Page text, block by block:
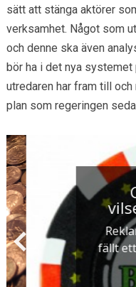
sätt att stänga aktörer
verksamhet. Något som
och denne ska även
bör ha i det nya
utredaren har fram till
plan som regeringen
fällt ett